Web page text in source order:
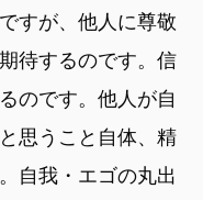
すが、他人に尊敬
待するのです。信
のです。他人が自
思うこと自体、精
自我・エゴの丸出